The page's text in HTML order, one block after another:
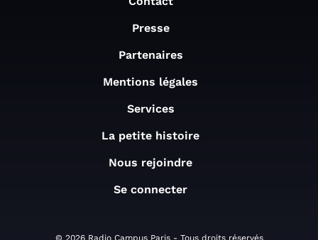
Presse
Partenaires
Mentions légales
Services
La petite histoire
Nous rejoindre
Se connecter
© 2026 Radio Campus Paris - Tous droits réservés